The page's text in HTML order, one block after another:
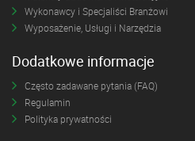
Wykonawcy i Specjaliści Branżowi
Wyposażenie, Usługi i Narzędzia
Dodatkowe informacje
Często zadawane pytania (FAQ)
Regulamin
Polityka prywatności